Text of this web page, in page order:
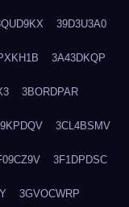
39D3U3A0
3A43DKQP
3BORDPAR
3CL4BSMV
3F1DPDSC
3GVOCWRP